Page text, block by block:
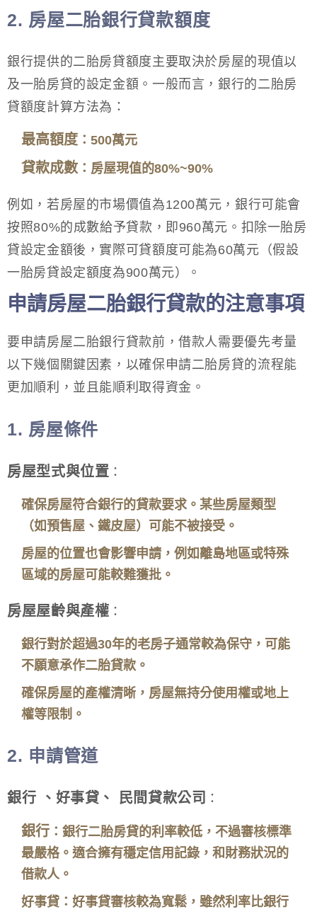
2. 房屋二胎銀行貸款額度
銀行提供的二胎房貸額度主要取決於房屋的現值以
及一胎房貸的設定金額。一般而言，銀行的二胎房
貸額度計算方法為：
最高額度：500萬元
貸款成數：房屋現值的80%~90%
例如，若房屋的市場價值為1200萬元，銀行可能會
按照80%的成數給予貸款，即960萬元。扣除一胎房
貸設定金額後，實際可貸額度可能為60萬元（假設
一胎房貸設定額度為900萬元）。
申請房屋二胎銀行貸款的注意事項
要申請房屋二胎銀行貸款前，借款人需要優先考量
以下幾個關鍵因素，以確保申請二胎房貸的流程能
更加順利，並且能順利取得資金。
1. 房屋條件
房屋型式與位置 ：
確保房屋符合銀行的貸款要求。某些房屋類型
（如預售屋、鐵皮屋）可能不被接受。
房屋的位置也會影響申請，例如離島地區或特殊
區域的房屋可能較難獲批。
房屋屋齡與產權 ：
銀行對於超過30年的老房子通常較為保守，可能
不願意承作二胎貸款。
確保房屋的產權清晰，房屋無持分使用權或地上
權等限制。
2. 申請管道
銀行 、好事貸、 民間貸款公司 ：
銀行 ：銀行二胎房貸的利率較低，不過審核標準
最嚴格。適合擁有穩定信用記錄，和財務狀況的
借款人。
好事貸：好事貸審核較為寬鬆，雖然利率比銀行